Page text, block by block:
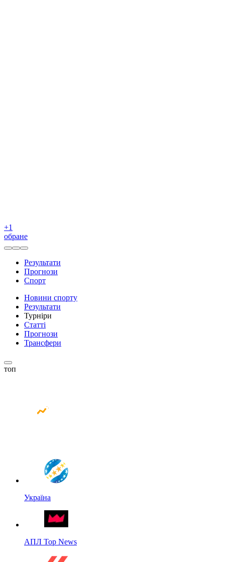
+1
обране
Результати
Прогнози
Спорт
Новини спорту
Результати
Турніри
Статті
Прогнози
Трансфери
топ
Україна
АПЛ Top News